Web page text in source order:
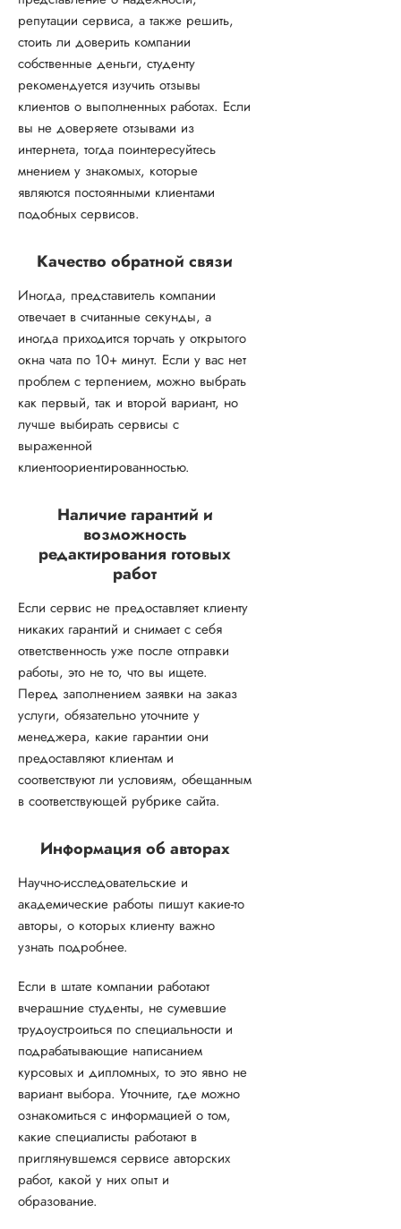
репутации сервиса, а также решить,
стоить ли доверить компании
собственные деньги, студенту
рекомендуется изучить отзывы
клиентов о выполненных работах. Если
вы не доверяете отзывами из
интернета, тогда поинтересуйтесь
мнением у знакомых, которые
являются постоянными клиентами
подобных сервисов.
Качество обратной связи
Иногда, представитель компании
отвечает в считанные секунды, а
иногда приходится торчать у открытого
окна чата по 10+ минут. Если у вас нет
проблем с терпением, можно выбрать
как первый, так и второй вариант, но
лучше выбирать сервисы с
выраженной
клиентоориентированностью.
Наличие гарантий и
возможность
редактирования готовых
работ
Если сервис не предоставляет клиенту
никаких гарантий и снимает с себя
ответственность уже после отправки
работы, это не то, что вы ищете.
Перед заполнением заявки на заказ
услуги, обязательно уточните у
менеджера, какие гарантии они
предоставляют клиентам и
соответствуют ли условиям, обещанным
в соответствующей рубрике сайта.
Информация об авторах
Научно-исследовательские и
академические работы пишут какие-то
авторы, о которых клиенту важно
узнать подробнее.
Если в штате компании работают
вчерашние студенты, не сумевшие
трудоустроиться по специальности и
подрабатывающие написанием
курсовых и дипломных, то это явно не
вариант выбора. Уточните, где можно
ознакомиться с информацией о том,
какие специалисты работают в
приглянувшемся сервисе авторских
работ, какой у них опыт и
образование.